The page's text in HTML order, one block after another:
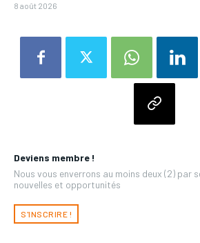
Deviens membre !
Nous vous enverrons au moins deux (2) par
nouvelles et opportunités
S'INSCRIRE !
8 août 2026